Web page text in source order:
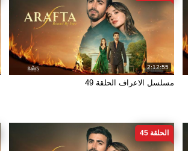
2:12:55
مسلسل الاعراف الحلقة 49
الحلقة 45